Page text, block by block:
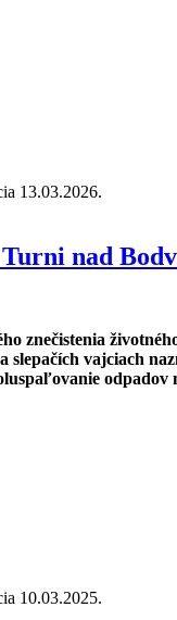
13.03.2026.
nad
znečistenia
vajciach
10.03.2025.